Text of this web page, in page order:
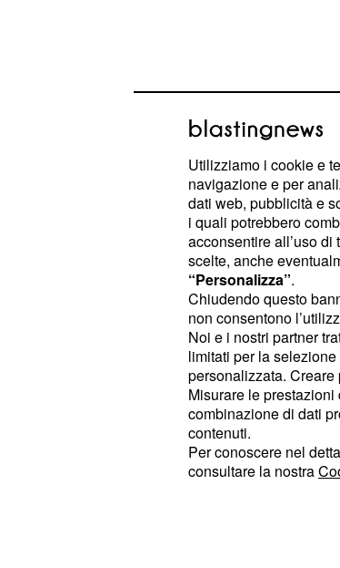
L'imprenditrice ha inoltre
si meraviglia della
Fedez hanno trascorso
Leone Lucia. La
28esima settimana e,
bambina acquistano
Chiara
nascerà a fine
In verità, già nel recente
della gravidanza, Chiara
della sua bimba. Il
tondo rispetto al fratello
essere molto simile a
Utilizziamo i cookie e
navigazione e per
dati web, pubblicità e
i quali potrebbero
acconsentire all’uso
scelte, anche
“Personalizza”.
Chiudendo questo
non consentono
Noi e i nostri partner
limitati per la
personalizzata.
Misurare le
combinazione di dati
contenuti.
Per conoscere nel
consultare la nostra